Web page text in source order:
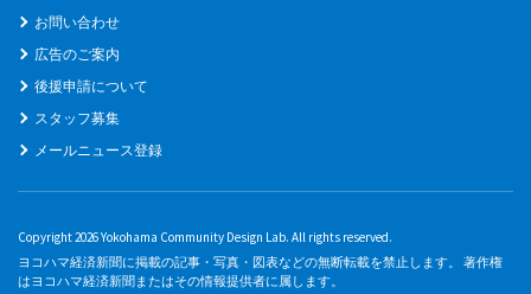
お問い合わせ
広告のご案内
後援申請について
スタッフ募集
メールニュース登録
Copyright 2026 Yokohama Community Design Lab. All rights reserved.
ヨコハマ経済新聞に掲載の記事・写真・図表などの無断転載を禁止します。 著作権
はヨコハマ経済新聞またはその情報提供者に属します。